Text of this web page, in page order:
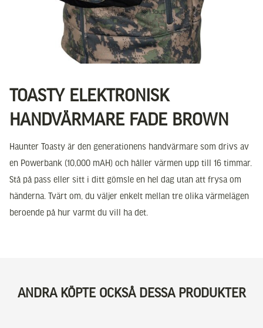
TOASTY ELEKTRONISK
HANDVÄRMARE FADE BROWN
Haunter Toasty är den generationens handvärmare som drivs av
en Powerbank (10,000 mAH) och håller värmen upp till 16 timmar.
Stå på pass eller sitt i ditt gömsle en hel dag utan att frysa om
händerna. Tvärt om, du väljer enkelt mellan tre olika värmelägen
beroende på hur varmt du vill ha det.
ANDRA KÖPTE OCKSÅ DESSA PRODUKTER